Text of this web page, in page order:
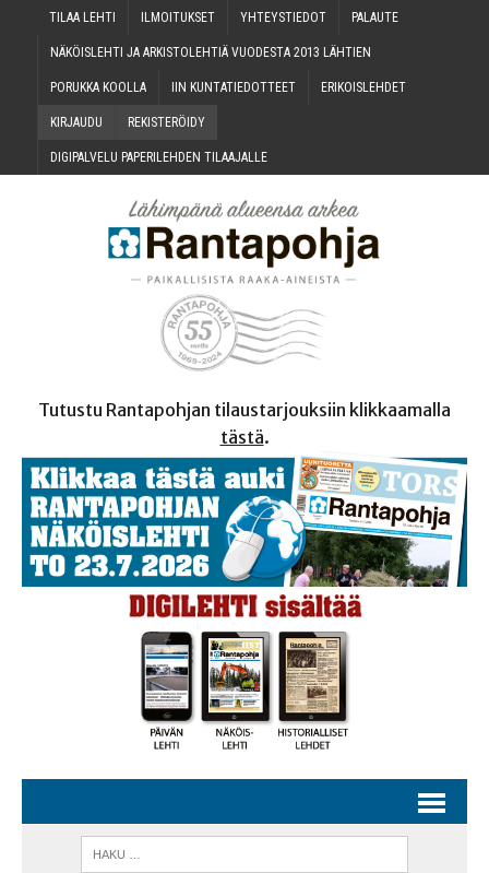
TILAA LEH­TI ILMOI­TUK­SET YHTEYS­TIE­DOT PALAU­TE
NÄKÖIS­LEH­TI JA ARKIS­TO­LEH­TIÄ VUO­DES­TA 2013 LÄHTIEN
PORUK­KA KOOLLA IIN KUN­TA­TIE­DOT­TEET ERI­KOIS­LEH­DET
KIR­JAU­DU REKIS­TE­RÖI­DY
DIGI­PAL­VE­LU PAPE­RI­LEH­DEN TILAAJALLE
Tutustu Rantapohjan tilaustarjouksiin klikkaamalla
tästä.